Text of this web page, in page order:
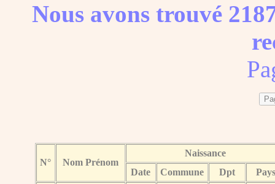
Nous avons trouvé
N° Nom Prénom
Naissance
Date
Commune Dpt Pays